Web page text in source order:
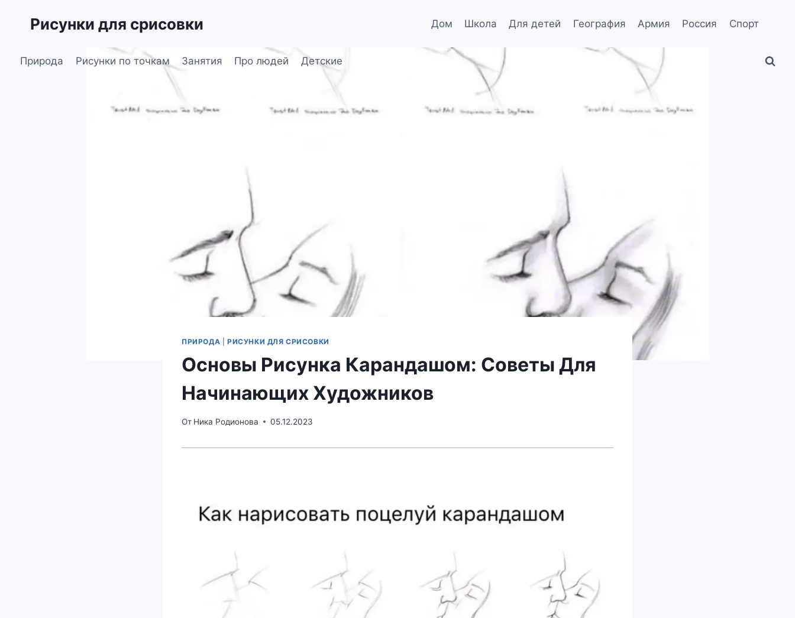
Рисунки для срисовки Дом Школа Для детей География Армия Россия Спорт
Природа Рисунки по точкам Занятия Про людей Детские
ПРИРОДА РИСУНКИ ДЛЯ СРИСОВКИ
Основы Рисунка Карандашом: Советы Для
Начинающих Художников
От Ника Родионова 05.12.2023